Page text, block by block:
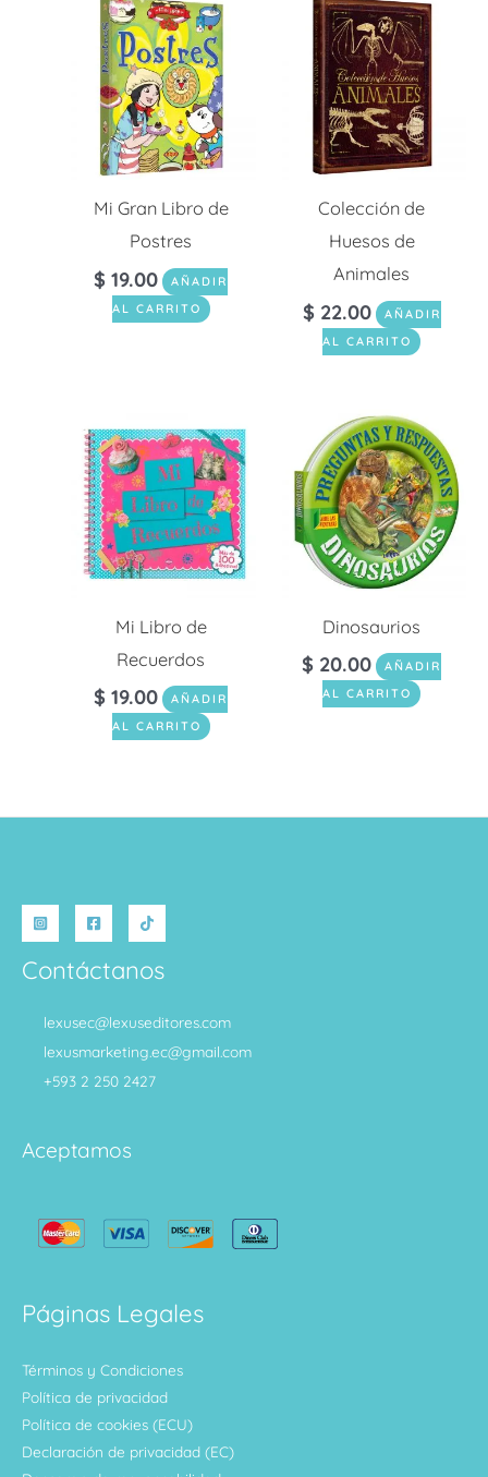
Mi Gran Libro de
Postres
$ 19.00
AÑADIR
AL CARRITO
Colección de
Huesos de
Animales
$ 22.00
AÑADIR
AL CARRITO
Mi Libro de
Recuerdos
$ 19.00
AÑADIR
AL CARRITO
Dinosaurios
$ 20.00
AÑADIR
AL CARRITO
Contáctanos
lexusec@lexuseditores.com
lexusmarketing.ec@gmail.com
+593 2 250 2427
Aceptamos
Páginas Legales
Términos y Condiciones
Política de privacidad
Política de cookies (ECU)
Declaración de privacidad (EC)